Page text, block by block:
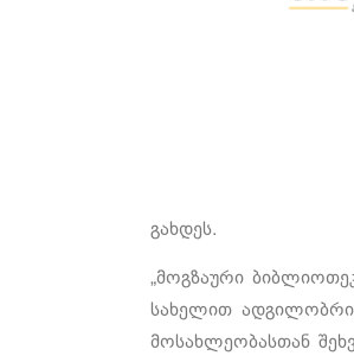
გახდეს.
„მოგზაური
სახელით
მოსახლეობასთან